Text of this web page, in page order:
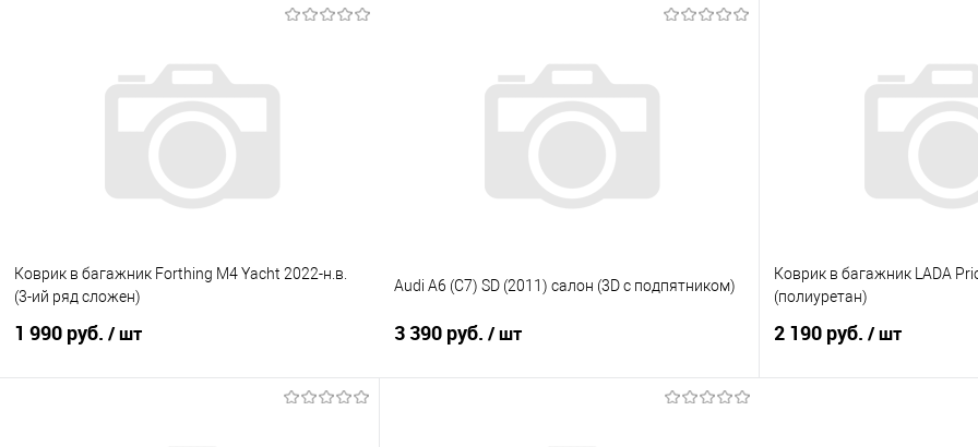
Купить в 1 клик
Сравнение
Под заказ
Купить в 1 клик
Сравнение
Под заказ
Купить в 1 клик
Коврик в багажник Forthing M4 Yacht 2022-н.в.
(3-ий ряд сложен)
1 990 руб. / шт
Audi A6 (C7) SD (2011) салон (3D с подпятником)
3 390 руб. / шт
Коврик в багажник LADA
(полиуретан)
2 190 руб. / шт